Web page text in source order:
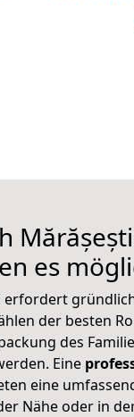
es
erfordert
der besten
des
Eine
eine
Nähe oder in